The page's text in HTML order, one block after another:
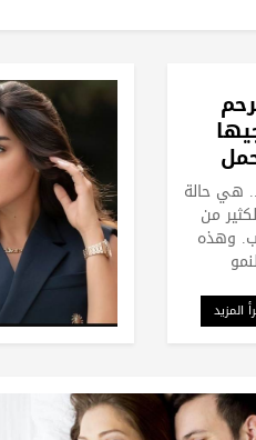
هي حالة
من
وهذه
المزيد